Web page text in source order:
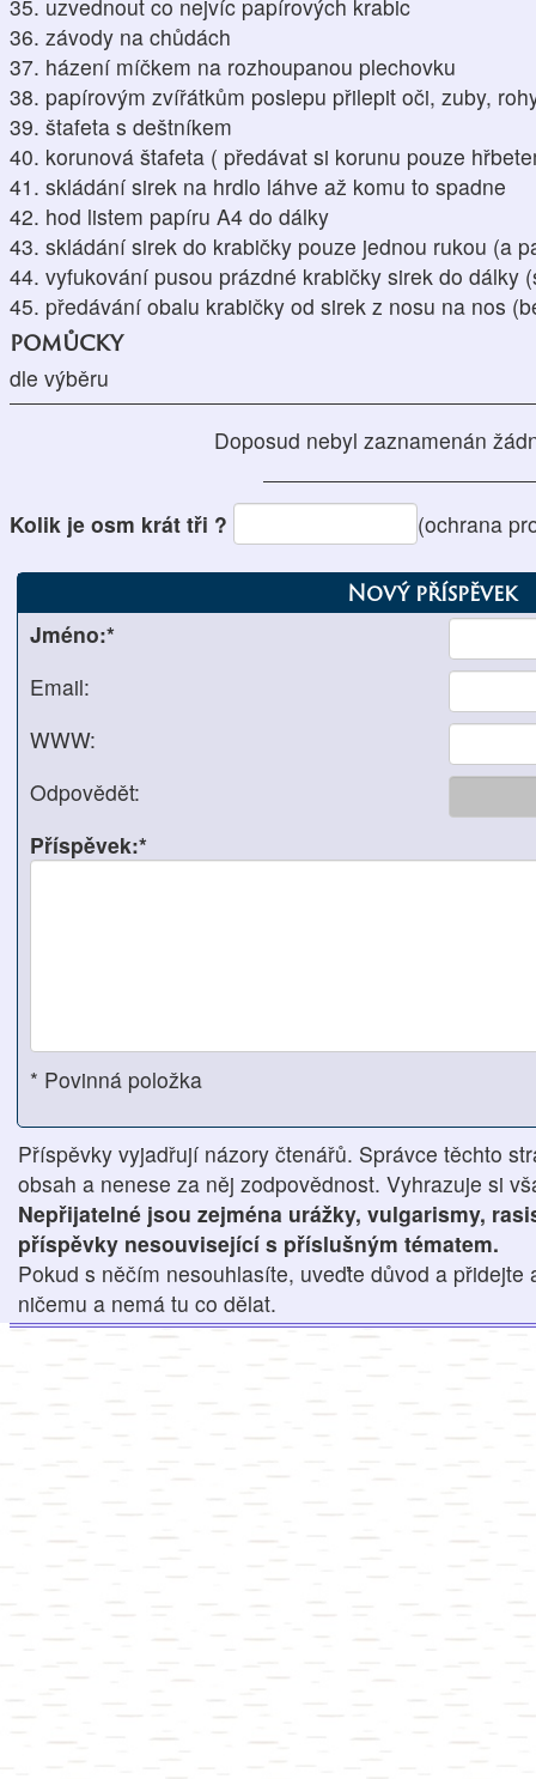
35. uzvednout co nejvíc papírových krabic
36. závody na chůdách
37. házení míčkem na rozhoupanou plechovku
38. papírovým zvířátkům poslepu přilepit oči, zuby,
39. štafeta s deštníkem
40. korunová štafeta ( předávat si korunu pouze
41. skládání sirek na hrdlo láhve až komu to spadne
42. hod listem papíru A4 do dálky
43. skládání sirek do krabičky pouze jednou rukou (a
44. vyfukování pusou prázdné krabičky sirek do dálky
45. předávání obalu krabičky od sirek z nosu na nos
pomůcky
dle výběru
Doposud nebyl zaznamenán
Kolik je osm krát tři ? (ochrana
Nový příspěvek
Jméno:*
Email:
WWW:
Odpovědět:
Příspěvek:*
* Povinná položka
Příspěvky vyjadřují názory čtenářů. Správce těchto
obsah a nenese za něj zodpovědnost. Vyhrazuje si
Nepřijatelné jsou zejména urážky, vulgarismy,
příspěvky nesouvisející s příslušným tématem.
Pokud s něčím nesouhlasíte, uveďte důvod a přidejte
ničemu a nemá tu co dělat.